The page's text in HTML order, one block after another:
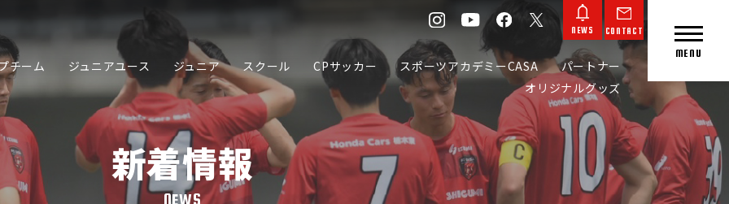
NEWS CONTACT
チーム ジュニアユース ジュニア スクール CPサッカー スポーツアカデミーCASA
パートナー
オリジナルグッズ
NEWS CONTACT
MENU
新着情報
NEWS